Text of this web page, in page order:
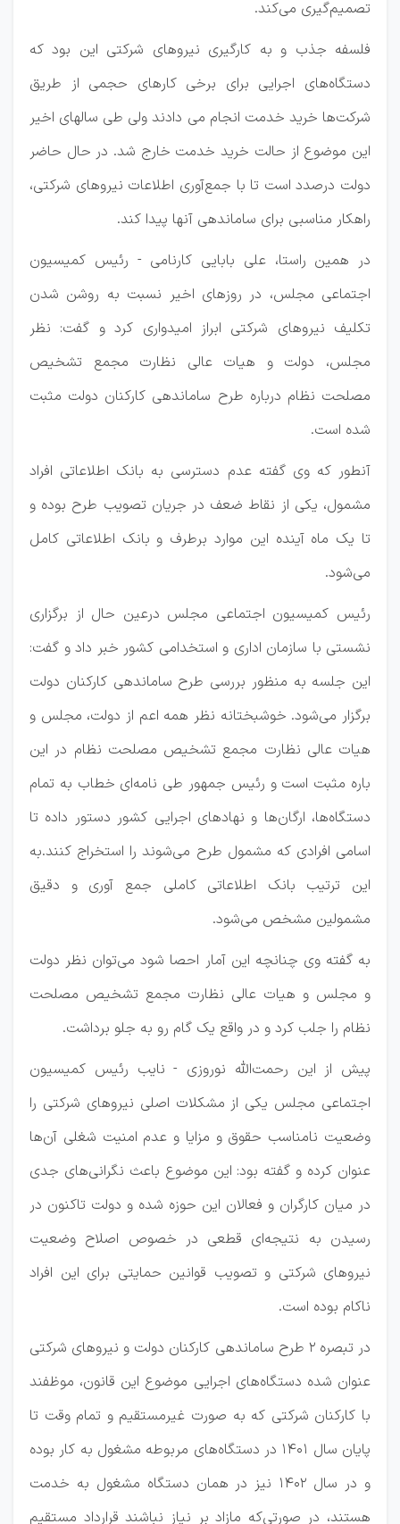
تصمیم‌گیری می‌کند.
فلسفه جذب و به کارگیری نیروهای شرکتی این بود که
دستگاه‌های اجرایی برای برخی کارهای حجمی از طریق
شرکت‌ها خرید خدمت انجام می دادند ولی طی سالهای اخیر
این موضوع از حالت خرید خدمت خارج شد. در حال حاضر
دولت درصدد است تا با جمع‌آوری اطلاعات نیروهای شرکتی،‌
راهکار مناسبی برای ساماندهی آنها پیدا کند.
در همین راستا، علی بابایی کارنامی - رئیس کمیسیون
اجتماعی مجلس، در روزهای اخیر نسبت به روشن شدن
تکلیف نیروهای شرکتی ابراز امیدواری کرد و گفت: نظر
مجلس، دولت و هیات عالی نظارت مجمع تشخیص
مصلحت نظام درباره طرح ساماندهی کارکنان دولت مثبت
شده است.
آنطور که وی گفته عدم دسترسی به بانک اطلاعاتی افراد
مشمول، یکی از نقاط ضعف در جریان تصویب طرح بوده و
تا یک ماه آینده این موارد برطرف و بانک اطلاعاتی کامل
می‌شود.
رئیس کمیسیون اجتماعی مجلس درعین حال از برگزاری
نشستی با سازمان اداری و استخدامی کشور خبر داد و گفت:
این جلسه به منظور بررسی طرح ساماندهی کارکنان دولت
برگزار می‌شود. خوشبختانه نظر همه اعم از دولت، مجلس و
هیات عالی نظارت مجمع تشخیص مصلحت نظام در این
باره مثبت است و رئیس جمهور طی نامه‌ای خطاب به تمام
دستگاه‌ها، ارگان‌ها و نهادهای اجرایی کشور دستور داده تا
اسامی افرادی که مشمول طرح می‌شوند را استخراج کنند.به
این ترتیب بانک اطلاعاتی کاملی جمع آوری و دقیق
مشمولین مشخص می‌شود.
به گفته وی چنانچه این آمار احصا شود می‌توان نظر دولت
و مجلس و هیات عالی نظارت مجمع تشخیص مصلحت
نظام را جلب کرد و در واقع یک گام رو به جلو برداشت.
پیش از این رحمت‌الله نوروزی - نایب رئیس کمیسیون
اجتماعی مجلس یکی از مشکلات اصلی نیروهای شرکتی را
وضعیت نامناسب حقوق و مزایا و عدم امنیت شغلی آن‌ها
عنوان کرده و گفته بود: این موضوع باعث نگرانی‌های جدی
در میان کارگران و فعالان این حوزه شده و دولت تاکنون در
رسیدن به نتیجه‌ای قطعی در خصوص اصلاح وضعیت
نیروهای شرکتی و تصویب قوانین حمایتی برای این افراد
ناکام بوده است.
در تبصره ۲ طرح ساماندهی کارکنان دولت و نیروهای شرکتی
عنوان شده دستگاه‌های اجرایی موضوع این قانون، موظفند
با کارکنان شرکتی که به صورت غیرمستقیم و تمام وقت تا
پایان سال ۱۴۰۱ در دستگاه‌های مربوطه مشغول به کار بوده
و در سال ۱۴۰۲ نیز در همان دستگاه مشغول به خدمت
هستند، در صورتی‌که مازاد بر نیاز نباشند قرارداد مستقیم